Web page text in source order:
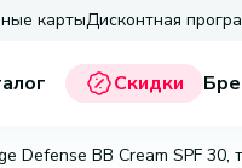
картыДисконтная
Скидки
Defense BB Cream SPF 30,